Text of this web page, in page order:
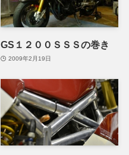
GS１２００ＳＳＳの巻き
2009年2月19日